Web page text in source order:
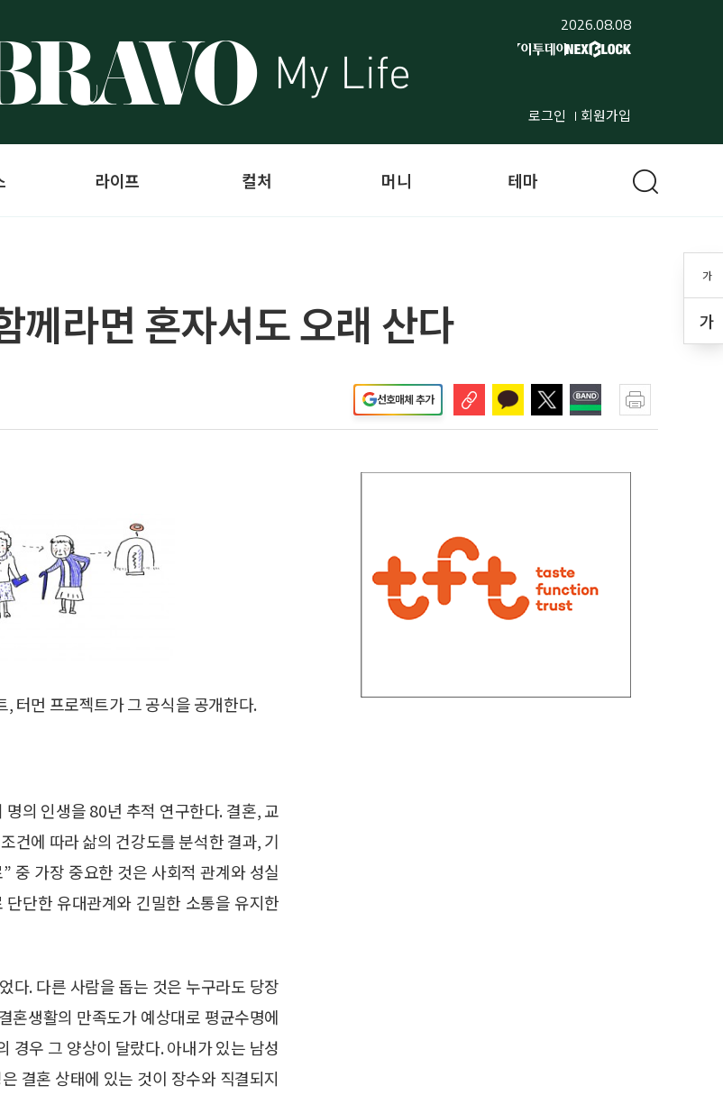
2026.08.08
로그인 회원가입
가
가
라이프 컬처 머니 테마
께라면 혼자서도 오래 산다
선호매체 추가
터먼 프로젝트가 그 공식을 공개한다.
의 인생을 80년 추적 연구한다. 결혼, 교
건에 따라 삶의 건강도를 분석한 결과, 기
중 가장 중요한 것은 사회적 관계와 성실
단한 유대관계와 긴밀한 소통을 유지한
다. 다른 사람을 돕는 것은 누구라도 당장
혼생활의 만족도가 예상대로 평균수명에
경우 그 양상이 달랐다. 아내가 있는 남성
결혼 상태에 있는 것이 장수와 직결되지